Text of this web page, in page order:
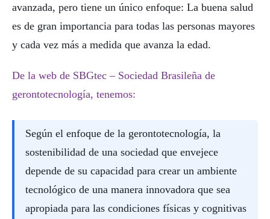
avanzada, pero tiene un único enfoque: La buena salud
es de gran importancia para todas las personas mayores
y cada vez más a medida que avanza la edad.
De la web de SBGtec – Sociedad Brasileña de
gerontotecnología, tenemos:
Según el enfoque de la gerontotecnología, la
sostenibilidad de una sociedad que envejece
depende de su capacidad para crear un ambiente
tecnológico de una manera innovadora que sea
apropiada para las condiciones físicas y cognitivas